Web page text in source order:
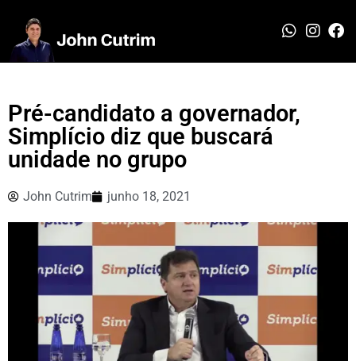
Pré-candidato a governador,
Simplício diz que buscará
unidade no grupo
John Cutrim junho 18, 2021